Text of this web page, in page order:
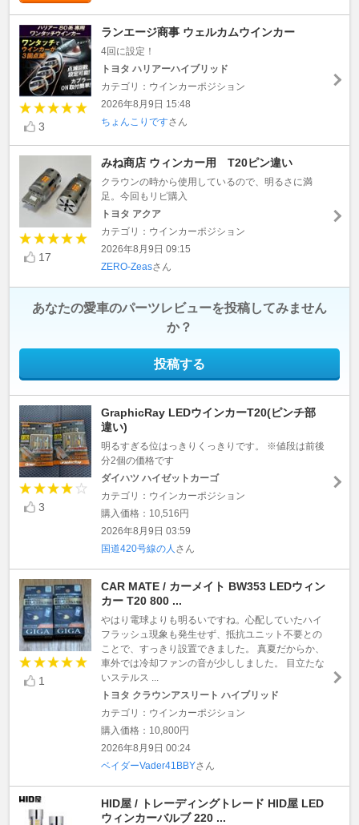
3
ランエージ商事 ウェルカムウインカー
4回に設定！
トヨタ ハリアーハイブリッド
カテゴリ：ウインカーポジション
2026年8月9日 15:48
ちょんこりですさん
17
みね商店 ウィンカー用 T20ピン違い
クラウンの時から使用しているので、明るさに満
足。今回もリピ購入
トヨタ アクア
カテゴリ：ウインカーポジション
2026年8月9日 09:15
ZERO‐Zeasさん
あなたの愛車のパーツレビューを投稿してみません
か？
投稿する
3
GraphicRay LEDウインカーT20(ピンチ部
違い)
明るすぎる位はっきりくっきりです。 ※値段は前後
分2個の価格です
ダイハツ ハイゼットカーゴ
カテゴリ：ウインカーポジション
購入価格：10,516円
2026年8月9日 03:59
国道420号線の人 さん
1
CAR MATE / カーメイト BW353 LEDウィン
カー T20 800 ...
やはり電球よりも明るいですね。心配していたハイ
フラッシュ現象も発生せず、抵抗ユニット不要との
ことで、すっきり設置できました。 真夏だからか、
車外では冷却ファンの音が少ししました。 目立たな
いステルス ...
トヨタ クラウンアスリート ハイブリッド
カテゴリ：ウインカーポジション
購入価格：10,800円
2026年8月9日 00:24
ベイダーVader41BBYさん
HID屋 / トレーディングトレード HID屋 LED
ウィンカーバルブ 220 ...